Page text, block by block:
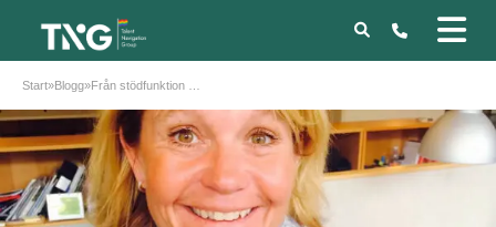
Start»Blogg»